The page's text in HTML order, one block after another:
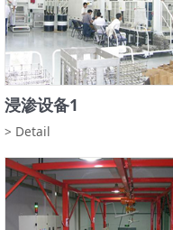
浸渗设备1
> Detail